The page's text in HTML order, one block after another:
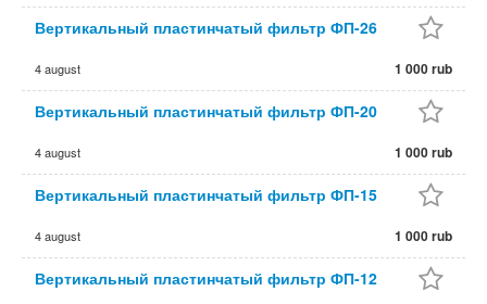
Вертикальный пластинчатый фильтр ФП-26
4 august 1 000 rub
Вертикальный пластинчатый фильтр ФП-20
4 august 1 000 rub
Вертикальный пластинчатый фильтр ФП-15
4 august 1 000 rub
Вертикальный пластинчатый фильтр ФП-12